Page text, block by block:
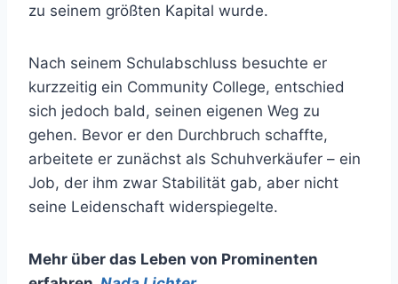
zu seinem größten Kapital wurde.
Nach seinem Schulabschluss besuchte er
kurzzeitig ein Community College, entschied
sich jedoch bald, seinen eigenen Weg zu
gehen. Bevor er den Durchbruch schaffte,
arbeitete er zunächst als Schuhverkäufer – ein
Job, der ihm zwar Stabilität gab, aber nicht
seine Leidenschaft widerspiegelte.
Mehr über das Leben von Prominenten